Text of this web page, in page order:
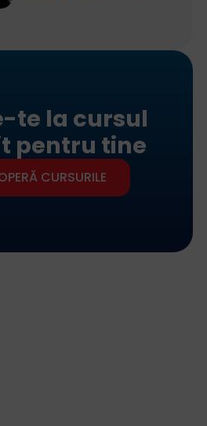
te la cursul
pentru tine
CURSURILE